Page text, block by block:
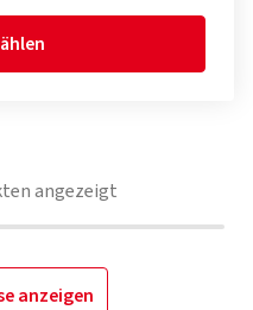
angezeigt
anzeigen